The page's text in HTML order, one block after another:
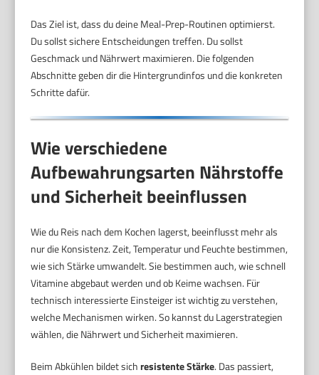
Das Ziel ist, dass du deine Meal-Prep-Routinen optimierst.
Du sollst sichere Entscheidungen treffen. Du sollst
Geschmack und Nährwert maximieren. Die folgenden
Abschnitte geben dir die Hintergrundinfos und die konkreten
Schritte dafür.
Wie verschiedene
Aufbewahrungsarten Nährstoffe
und Sicherheit beeinflussen
Wie du Reis nach dem Kochen lagerst, beeinflusst mehr als
nur die Konsistenz. Zeit, Temperatur und Feuchte bestimmen,
wie sich Stärke umwandelt. Sie bestimmen auch, wie schnell
Vitamine abgebaut werden und ob Keime wachsen. Für
technisch interessierte Einsteiger ist wichtig zu verstehen,
welche Mechanismen wirken. So kannst du Lagerstrategien
wählen, die Nährwert und Sicherheit maximieren.
Beim Abkühlen bildet sichresistente Stärke. Das passiert,